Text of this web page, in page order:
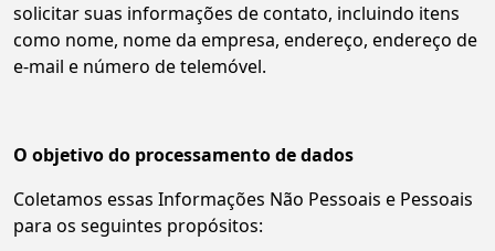
solicitar suas informações de contato, incluindo itens
como nome, nome da empresa, endereço, endereço de
e-mail e número de telemóvel.
O objetivo do processamento de dados
Coletamos essas Informações Não Pessoais e Pessoais
para os seguintes propósitos: